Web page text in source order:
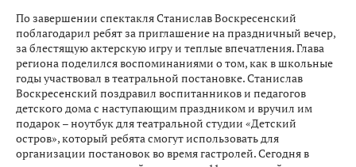
По завершении спектакля Станислав Воскресенский
поблагодарил ребят за приглашение на праздничный вечер,
за блестящую актерскую игру и теплые впечатления. Глава
региона поделился воспоминаниями о том, как в школьные
годы участвовал в театральной постановке. Станислав
Воскресенский поздравил воспитанников и педагогов
детского дома с наступающим праздником и вручил им
подарок – ноутбук для театральной студии «Детский
остров», который ребята смогут использовать для
организации постановок во время гастролей. Сегодня в